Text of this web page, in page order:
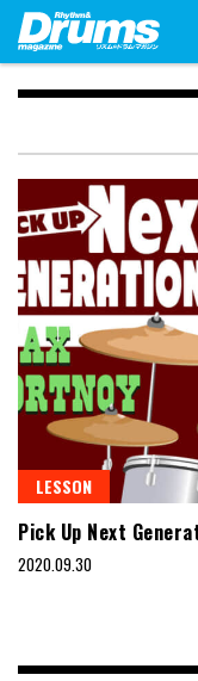
Skip
content
LESSON
Pick Up Next
2020.09.30